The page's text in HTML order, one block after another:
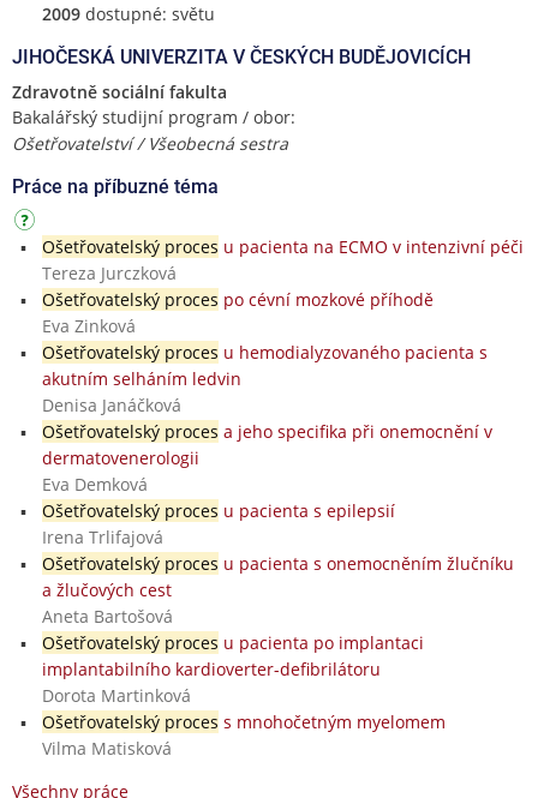
2009dostupné: světu
JIHOČESKÁ UNIVERZITA V ČESKÝCH BUDĚJOVICÍCH
Zdravotně sociální fakulta
Bakalářský studijní program / obor:
Ošetřovatelství / Všeobecná sestra
Práce na příbuzné téma
Ošetřovatelský proces u pacienta na ECMO v intenzivní péči
Tereza Jurczková
Ošetřovatelský proces po cévní mozkové příhodě
Eva Zinková
Ošetřovatelský proces u hemodialyzovaného pacienta s
akutním selháním ledvin
Denisa Janáčková
Ošetřovatelský proces a jeho specifika při onemocnění v
dermatovenerologii
Eva Demková
Ošetřovatelský proces u pacienta s epilepsií
Irena Trlifajová
Ošetřovatelský proces u pacienta s onemocněním žlučníku
a žlučových cest
Aneta Bartošová
Ošetřovatelský proces u pacienta po implantaci
implantabilního kardioverter-defibrilátoru
Dorota Martinková
Ošetřovatelský proces s mnohočetným myelomem
Vilma Matisková
Všechny práce